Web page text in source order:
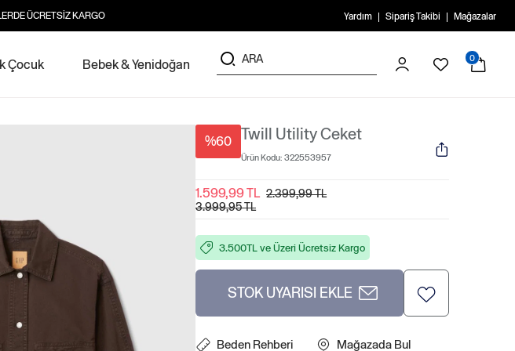
ÜCRETSİZ KARGO Yardım Sipariş Takibi Mağazalar
Çocuk Bebek & Yenidoğan 0
%60 Twill Utility Ceket
Ürün Kodu: 322553957
1.599,99 TL 2.399,99 TL
3.999,95 TL
3.500TL ve Üzeri Ücretsiz Kargo
STOK UYARISI EKLE
Beden Rehberi Mağazada Bul